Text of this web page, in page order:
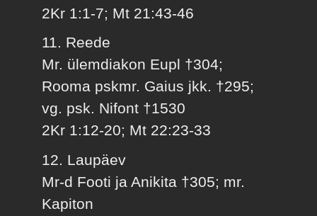
2Kr 1:1-7; Mt 21:43-46
11. Reede
Mr. ülemdiakon Eupl †304;
Rooma pskmr. Gaius jkk. †295;
vg. psk. Nifont †1530
2Kr 1:12-20; Mt 22:23-33
12. Laupäev
Mr-d Footi ja Anikita †305; mr.
Kapiton